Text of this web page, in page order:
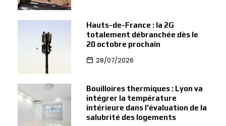
Hauts-de-France : la 2G
totalement débranchée dès le
20 octobre prochain
28/07/2026
Bouilloires thermiques : Lyon va
intégrer la température
intérieure dans l’évaluation de la
salubrité des logements